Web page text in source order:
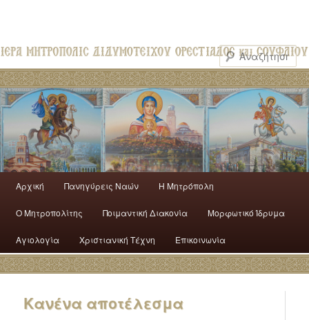
Αρχική Πανηγύρεις Ναών H Mητρόπολη
Ο Mητροπολίτης Ποιμαντική Διακονία Μορφωτικό Ίδρυμα
Αγιολογία Χριστιανική Τέχνη Επικοινωνία
Κανένα αποτέλεσμα